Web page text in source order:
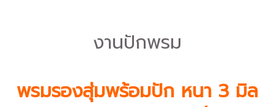
งานปักพรม
พรมรองสุ่มพร้อมปัก หนา 3 มิล